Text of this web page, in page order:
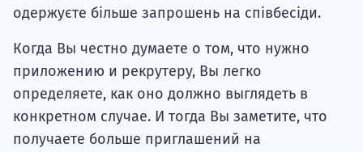
одержуєте більше запрошень на співбесіди.
Когда Вы честно думаете о том, что нужно
приложению и рекрутеру, Вы легко
определяете, как оно должно выглядеть в
конкретном случае. И тогда Вы заметите, что
получаете больше приглашений на